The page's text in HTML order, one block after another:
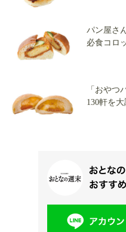
パン屋さ
必食コロ
「おやつ
130軒を